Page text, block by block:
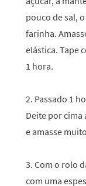
pouco de sal,
farinha.
elástica. Tape
1 hora.
2. Passado 1
Deite por cima
e amasse
3. Com o rolo
com uma